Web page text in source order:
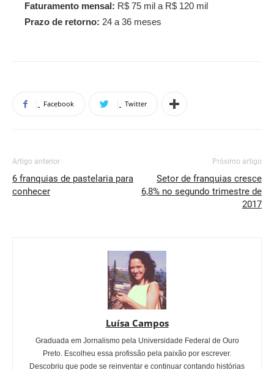
Faturamento mensal: R$ 75 mil a R$ 120 mil
Prazo de retorno: 24 a 36 meses
Facebook Twitter
Artigo anterior
6 franquias de pastelaria para
conhecer
Próximo artigo
Setor de franquias cresce
6,8% no segundo trimestre de
2017
Luísa Campos
Graduada em Jornalismo pela Universidade Federal de Ouro
Preto. Escolheu essa profissão pela paixão por escrever.
Descobriu que pode se reinventar e continuar contando histórias